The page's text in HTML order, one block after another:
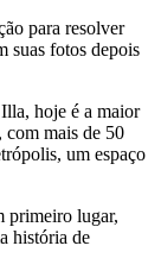
para resolver
suas fotos depois
hoje é a maior
com mais de 50
um espaço
primeiro lugar,
história de